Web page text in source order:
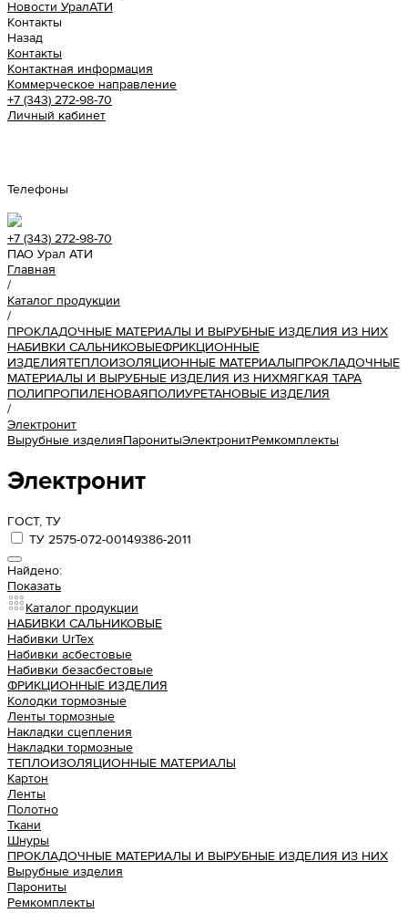
Новости УралАТИ
Контакты
Назад
Контакты
Контактная информация
Коммерческое направление
+7 (343) 272-98-70
Личный кабинет
Телефоны
+7 (343) 272-98-70
ПАО Урал АТИ
Главная
/
Каталог продукции
/
ПРОКЛАДОЧНЫЕ МАТЕРИАЛЫ И ВЫРУБНЫЕ ИЗДЕЛИЯ ИЗ НИХ
НАБИВКИ САЛЬНИКОВЫЕФРИКЦИОННЫЕ
ИЗДЕЛИЯТЕПЛОИЗОЛЯЦИОННЫЕ МАТЕРИАЛЫПРОКЛАДОЧНЫЕ
МАТЕРИАЛЫ И ВЫРУБНЫЕ ИЗДЕЛИЯ ИЗ НИХМЯГКАЯ ТАРА
ПОЛИПРОПИЛЕНОВАЯПОЛИУРЕТАНОВЫЕ ИЗДЕЛИЯ
/
Электронит
Вырубные изделияПаронитыЭлектронитРемкомплекты
Электронит
ГОСТ, ТУ
ТУ 2575-072-00149386-2011
Найдено:
Показать
Каталог продукции
НАБИВКИ САЛЬНИКОВЫЕ
Набивки UrTex
Набивки асбестовые
Набивки безасбестовые
ФРИКЦИОННЫЕ ИЗДЕЛИЯ
Колодки тормозные
Ленты тормозные
Накладки сцепления
Накладки тормозные
ТЕПЛОИЗОЛЯЦИОННЫЕ МАТЕРИАЛЫ
Картон
Ленты
Полотно
Ткани
Шнуры
ПРОКЛАДОЧНЫЕ МАТЕРИАЛЫ И ВЫРУБНЫЕ ИЗДЕЛИЯ ИЗ НИХ
Вырубные изделия
Парониты
Ремкомплекты